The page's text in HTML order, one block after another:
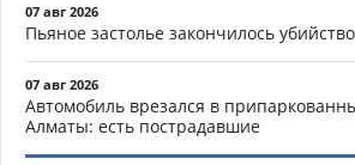
07 авг 2026
Пьяное застолье закончилось
07 авг 2026
Автомобиль врезался в
Алматы: есть пострадавшие